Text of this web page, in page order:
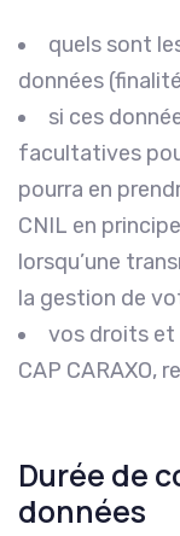
quels sont
données
si ces
facultatives
pourra en
CNIL en
lorsqu’une
la gestion de
vos droits et
CAP CARAXO,
Durée de
données